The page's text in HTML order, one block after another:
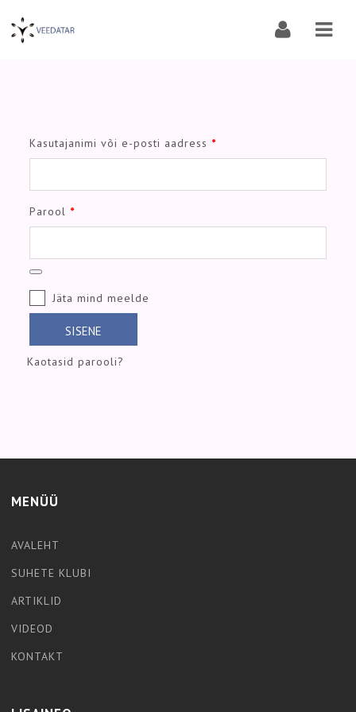
Kasutajanimi või e-posti aadress *Nõutud
Parool *Nõutud
Jäta mind meelde
SISENE
Kaotasid parooli?
MENÜÜ
AVALEHT
SUHETE KLUBI
ARTIKLID
VIDEOD
KONTAKT